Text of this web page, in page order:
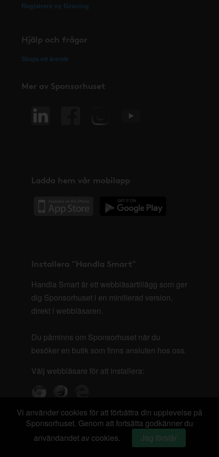
Registrera ny förening
Hjälp och frågor
Skapa ett ärende
Mer av Sponsorhuset
Ladda hem vår mobilapp
Installera "Handla Smart"
Handla Smart är ett webbläsartillägg som ger
dig Sponsorhuset i en minifierad version,
direkt i webbläsaren.
Du påminns om Sponsorhuset när du
besöker en butik som finns ansluten hos oss.
Välj webbläsare för att installera:
Vi använder cookies för att förbättra din upplevelse på
Sponsorhuset. Genom att fortsätta godkänner du
användandet av cookies.
Jag förstår